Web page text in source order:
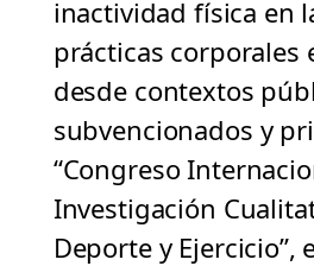
inactividad física en
prácticas corporales
desde contextos
subvencionados y
“Congreso
Investigación
Deporte y Ejercicio”,